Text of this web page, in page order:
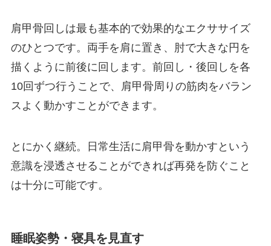
肩甲骨回しは最も基本的で効果的なエクササイズ
のひとつです。両手を肩に置き、肘で大きな円を
描くように前後に回します。前回し・後回しを各
10回ずつ行うことで、肩甲骨周りの筋肉をバラン
スよく動かすことができます。
とにかく継続。日常生活に肩甲骨を動かすという
意識を浸透させることができれば再発を防ぐこと
は十分に可能です。
睡眠姿勢・寝具を見直す